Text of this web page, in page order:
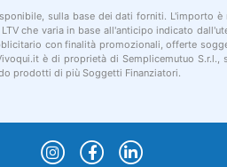
sulla base dei dati forniti. L'importo
che varia in base all'anticipo indicato
con finalità promozionali, offerte
è di proprietà di Semplicemutuo S.r.l.,
prodotti di più Soggetti Finanziatori.